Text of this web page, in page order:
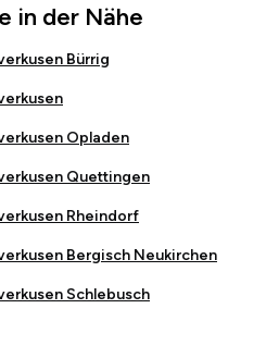
in der Nähe
Bürrig
Opladen
Quettingen
Rheindorf
Bergisch Neukirchen
Schlebusch